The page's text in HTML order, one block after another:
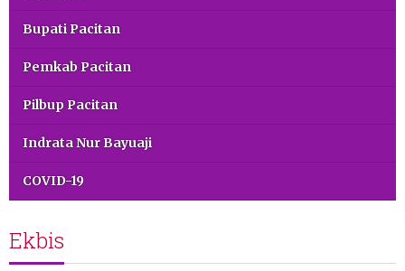
Bupati Pacitan
Pemkab Pacitan
Pilbup Pacitan
Indrata Nur Bayuaji
COVID-19
Ekbis